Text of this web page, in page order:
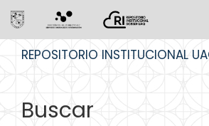
REPOSITORIO INSTITUCIONAL
Buscar